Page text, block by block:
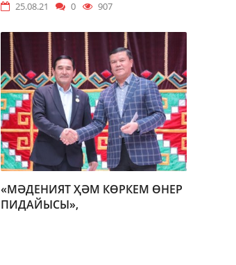
25.08.21
0 907
«МӘДЕНИЯТ ҲӘМ КӨРКЕМ ӨНЕР
ПИДАЙЫСЫ»,